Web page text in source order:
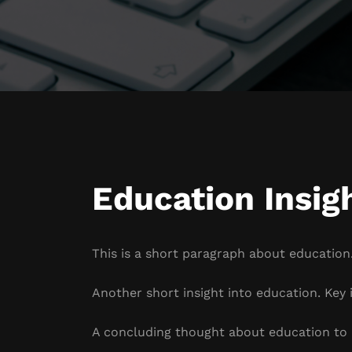
Education
This is a short paragraph about
Another short insight into education. Key
A concluding thought about education